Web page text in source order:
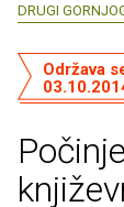
DRUGI
Održava